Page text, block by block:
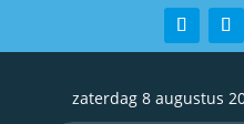
zaterdag 8 augustus